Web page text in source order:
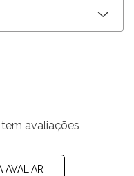
avaliações
AVALIAR